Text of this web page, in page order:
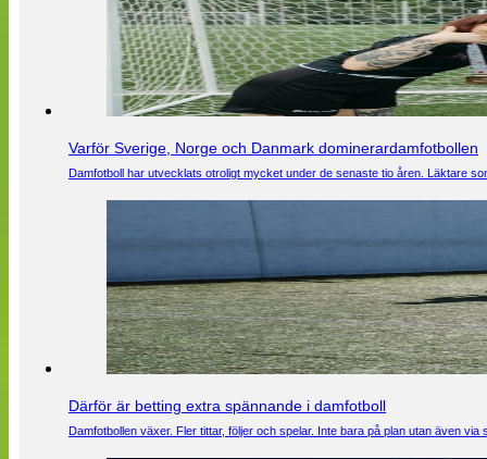
Varför Sverige, Norge och Danmark dominerardamfotbollen
Damfotboll har utvecklats otroligt mycket under de senaste tio åren. Läktare
Därför är betting extra spännande i damfotboll
Damfotbollen växer. Fler tittar, följer och spelar. Inte bara på plan utan även